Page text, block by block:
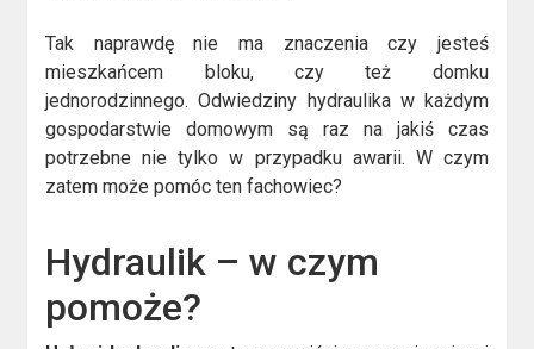
Tak naprawdę nie ma znaczenia czy jesteś
mieszkańcem bloku, czy też domku
jednorodzinnego. Odwiedziny hydraulika w każdym
gospodarstwie domowym są raz na jakiś czas
potrzebne nie tylko w przypadku awarii. W czym
zatem może pomóc ten fachowiec?
Hydraulik – w czym
pomoże?